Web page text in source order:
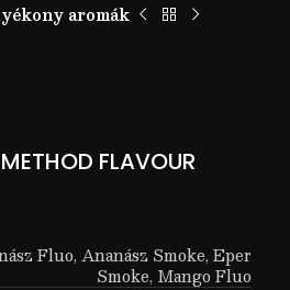
aromák
FLAVOUR
Fluo, Ananász Smoke, Eper
Smoke, Mango Fluo